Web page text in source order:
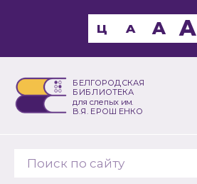
БЕЛГОРОДСКАЯ
БИБЛИОТЕКА
для слепых им.
В.Я. ЕРОШЕНКО
Ц A A A